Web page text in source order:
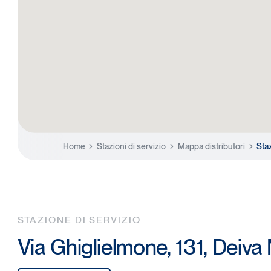
Home Stazioni di servizio Mappa distributori
STAZIONE DI SERVIZIO
Via Ghiglielmone, 131,